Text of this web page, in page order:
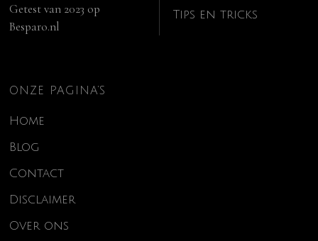
Getest van 2023 op
Besparo.nl
Tips en tricks
ONZE PAGINA’S
Home
Blog
Contact
Disclaimer
Over ons